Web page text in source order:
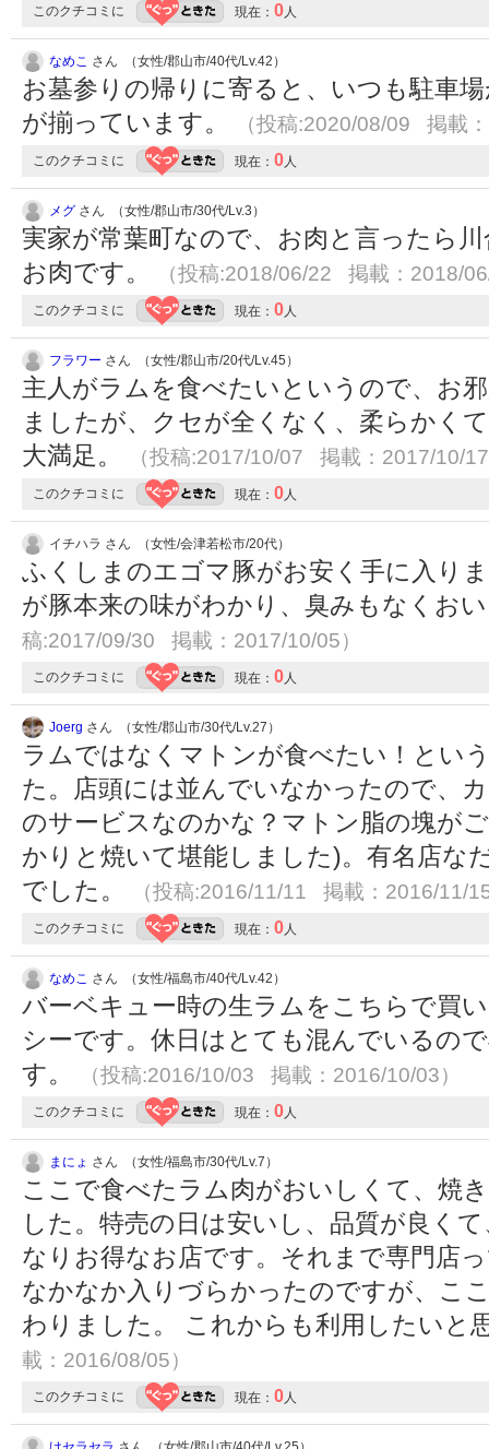
このクチコミに 現在： 0人
なめこ さん （女性/郡山市/40代/Lv.42）
お墓参りの帰りに寄ると、いつも駐車
が揃っています。
（投稿:2020/08/09 掲載
このクチコミに 現在： 0人
メグ さん （女性/郡山市/30代/Lv.3）
実家が常葉町なので、お肉と言ったら
お肉です。
（投稿:2018/06/22 掲載：2018/
このクチコミに 現在： 0人
フラワー さん （女性/郡山市/20代/Lv.45）
主人がラムを食べたいというので、お
ましたが、クセが全くなく、柔らかく
大満足。
（投稿:2017/10/07 掲載：2017/10/
このクチコミに 現在： 0人
イチハラ さん （女性/会津若松市/20代）
ふくしまのエゴマ豚がお安く手に入り
が豚本来の味がわかり、臭みもなくお
稿:2017/09/30 掲載：2017/10/05）
このクチコミに 現在： 0人
Joerg さん （女性/郡山市/30代/Lv.27）
ラムではなくマトンが食べたい！とい
た。店頭には並んでいなかったので、
のサービスなのかな？マトン脂の塊が
かりと焼いて堪能しました)。有名店な
でした。
（投稿:2016/11/11 掲載：2016/11/
このクチコミに 現在： 0人
なめこ さん （女性/福島市/40代/Lv.42）
バーベキュー時の生ラムをこちらで買
シーです。休日はとても混んでいるの
す。
（投稿:2016/10/03 掲載：2016/10/03）
このクチコミに 現在： 0人
まにょ さん （女性/福島市/30代/Lv.7）
ここで食べたラム肉がおいしくて、焼
した。特売の日は安いし、品質が良く
なりお得なお店です。それまで専門店
なかなか入りづらかったのですが、こ
わりました。 これからも利用したいと
載：2016/08/05）
このクチコミに 現在： 0人